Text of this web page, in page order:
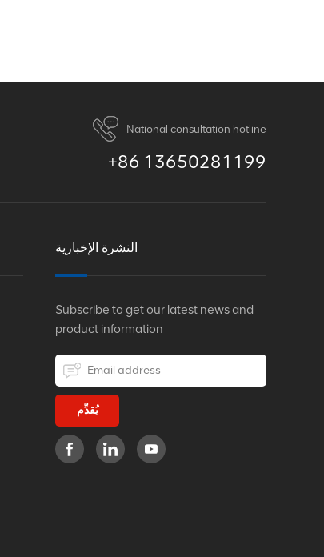
National consultation hotline
+86 13650281199
النشرة الإخبارية
Subscribe to get our latest news and
product information
يُقدِّم